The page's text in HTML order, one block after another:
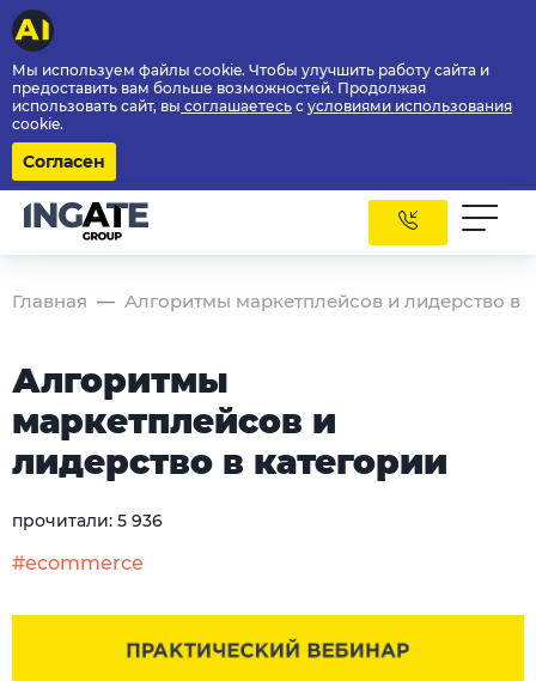
Мы используем файлы cookie. Чтобы улучшить работу сайта и
предоставить вам больше возможностей. Продолжая
использовать сайт, вы соглашаетесь с условиями использования
cookie.
Согласен
Главная Алгоритмы маркетплейсов и лидерство в
Алгоритмы
маркетплейсов и
лидерство в категории
прочитали: 5 936
#ecommerce